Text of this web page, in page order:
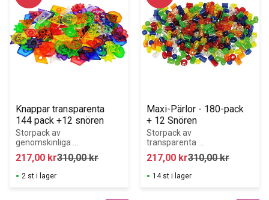
Knappar transparenta
144 pack +12 snören
Storpack av
genomskinliga
knappar i 12
former och 6
färger.
217,00 kr310,00kr
2 st i lager
Maxi-Pärlor - 180-pack
+ 12 Snören
Storpack av
transparenta
Maxi-Pärlor i 6
former och 6
färger med 12
snören.
217,00 kr310,00kr
14 st i lager